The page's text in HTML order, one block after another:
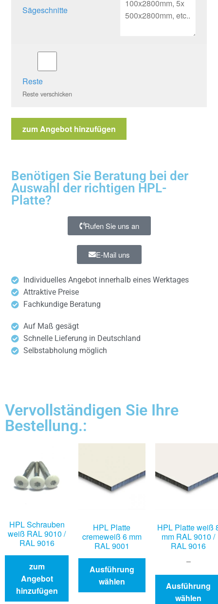
Sägeschnitte
Reste
Reste verschicken
zum Angebot hinzufügen
Benötigen Sie Beratung bei der
Auswahl der richtigen HPL-
Platte?
Rufen Sie uns an
E-Mail uns
Individuelles Angebot innerhalb eines Werktages
Attraktive Preise
Fachkundige Beratung
Auf Maß gesägt
Schnelle Lieferung in Deutschland
Selbstabholung möglich
Vervollständigen Sie Ihre
Bestellung.:
HPL Schrauben
weiß RAL 9010 /
RAL 9016
zum
Angebot
hinzufügen
HPL Platte
cremeweiß 6 mm
RAL 9001
Ausführung
wählen
HPL Platte weiß
mm RAL 9010 /
RAL 9016
–
Ausführung
wählen